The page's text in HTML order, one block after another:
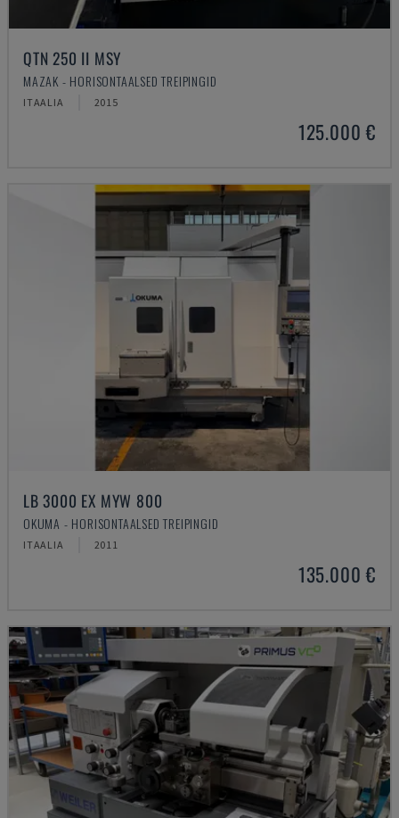
QTN 250 II MSY
MAZAK - HORISONTAALSED TREIPINGID
ITAALIA 2015
125.000 €
LB 3000 EX MYW 800
OKUMA - HORISONTAALSED TREIPINGID
ITAALIA 2011
135.000 €